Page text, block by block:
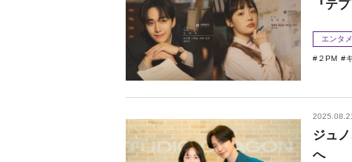
『テ
エンタメ
２PM
ジュ
へ